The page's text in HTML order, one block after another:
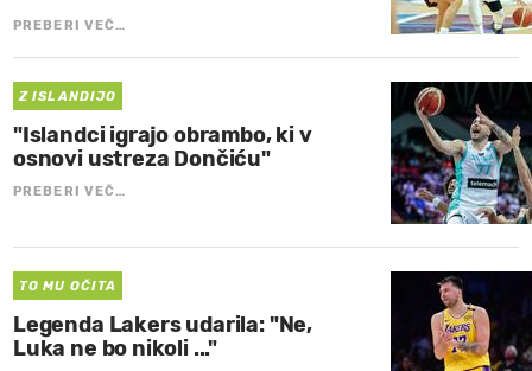
PREBERI VEČ…
Z ISLANDIJO
"Islandci igrajo obrambo, ki v
osnovi ustreza Dončiću"
PREBERI VEČ…
TO MU OČITA
Legenda Lakers udarila: "Ne,
Luka ne bo nikoli ..."